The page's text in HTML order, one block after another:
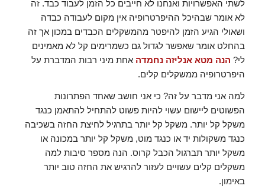
לשתי האפשרויות ואנחנו לא חייבים כל הזמן לעבוד כבד. זה
לא אומר שבהיכל ההיפרטרופיה אין מקום לעבודה כבדה
ושאולי הגיע הזמן להיפטר מהמשקלים הכבדים במכון אך זה
בהחלט אומר שאפשר לגדול גם כשמרימים קל לא מאמינים
לי? הנה מטא אנליזה נחמדה אחת מיני רבות המדברת על
היפרטרופיה ממשקלים קלים.
למה אני מדבר על זה? כי אני חושב שאחד הפתרונות
הפשוטים ליישום עשוי להיות פשוט להתחיל להתאמן כנגד
משקל קל יותר. משקל קל יותר בתרגיל לחיצת החזה בשכיבה
כנגד משקולות יד או כנגד מוט, משקל קל יותר במכונה או
משקל יותר תברגול הכבל קרוס. הנה מספר סיבות למה
משקלים קלים עשויים לעזור להרגיש את החזה טוב יותר
באימון.